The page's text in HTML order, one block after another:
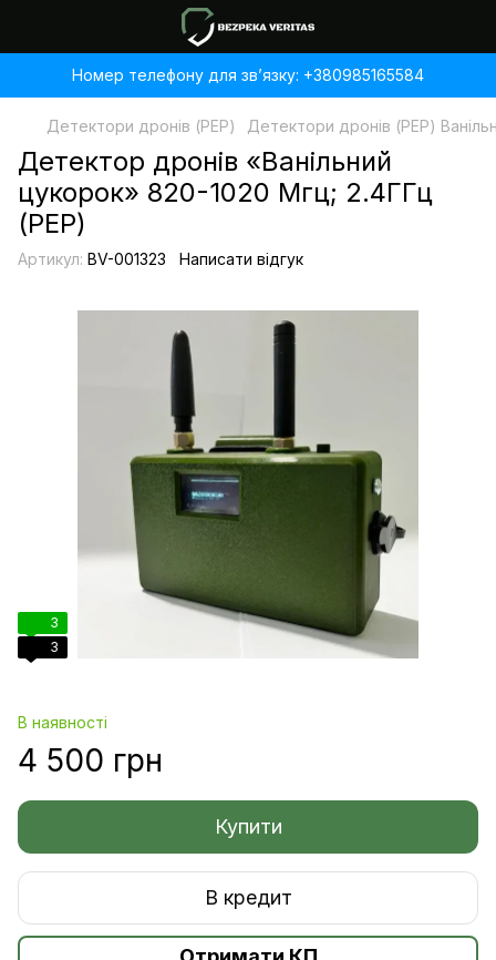
Номер телефону для звʼязку: +380985165584
Детектори дронів (РЕР) Детектори дронів (РЕР)
Детектор дронів «Ванільний
цукорок» 820-1020 Мгц; 2.4ГГц
(РЕР)
Артикул: BV-001323 Написати відгук
3
3
В наявності
4 500 грн
Купити
В кредит